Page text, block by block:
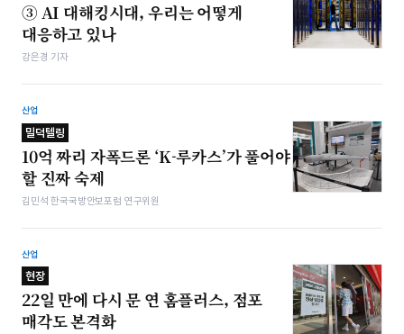
③ AI 대해킹시대, 우리는 어떻게
대응하고 있나
강은경 기자
산업
밀덕텔링
10억 짜리 자폭드론 ‘K-루카스’가 풀어야
할 진짜 숙제
김민석 한국국방안보포럼 연구위원
산업
현장
22일 만에 다시 문 연 홈플러스, 점포
매각도 본격화